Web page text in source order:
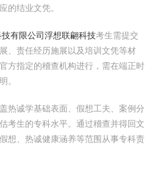
的结业文凭。
有限公司浮想联翩科技考生需提交
、责任经历施展以及培训文凭等材
方指定的稽查机构进行，需在端正时
。
热诚学基础表面、假想工夫、案例分
考生的专科水平。通过稽查并得回文
想、热诚健康涵养等范围从事专科责